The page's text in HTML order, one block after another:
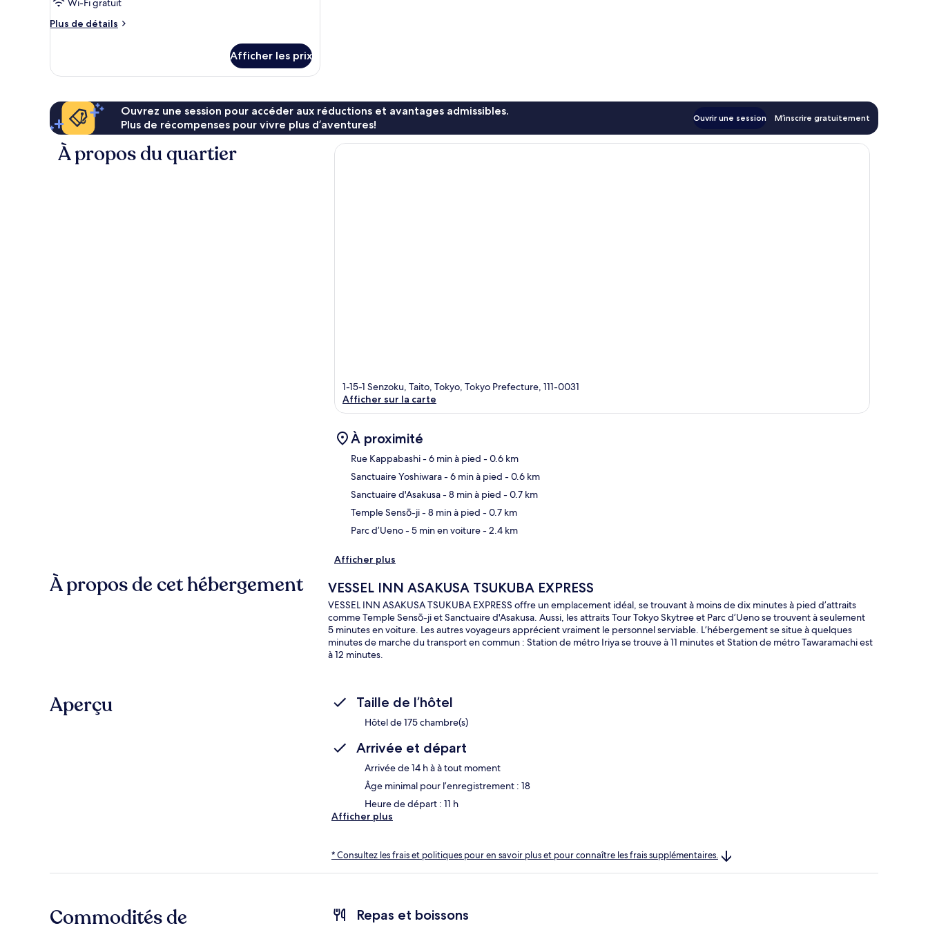
chambre :
Chambre
non-
Wi-Fi gratuit
Plus de détails
Plus
Chambre
non-
fumeur
Afficher les prix
Ouvrez une session pour accéder aux réductions et avantages admissibles.
Plus de récompenses pour vivre plus d’aventures!
Ouvrir une session M’inscrire gratuitement
À propos du quartier
1-15-1 Senzoku, Taito, Tokyo, Tokyo Prefecture, 111-0031
Afficher sur la carte
À proximité
Rue Kappabashi- 6 min à pied - 0.6 km
Sanctuaire Yoshiwara- 6 min à pied - 0.6 km
Sanctuaire d'Asakusa- 8 min à pied - 0.7 km
Temple Sensō-ji- 8 min à pied - 0.7 km
Parc d’Ueno- 5 min en voiture- 2.4 km
Afficher plus
À propos de cet hébergement VESSEL INN ASAKUSA TSUKUBA EXPRESS
VESSEL INN ASAKUSA TSUKUBA EXPRESS offre un emplacement idéal, se trouvant à moins de dix minutes à pied d’attraits
comme Temple Sensō-ji et Sanctuaire d'Asakusa. Aussi, les attraits Tour Tokyo Skytree et Parc d’Ueno se trouvent à seulement
5 minutes en voiture. Les autres voyageurs apprécient vraiment le personnel serviable. L’hébergement se situe à quelques
minutes de marche du transport en commun : Station de métro Iriya se trouve à 11 minutes et Station de métro Tawaramachi est
à 12 minutes.
Aperçu Taille de l’hôtel
Hôtel de 175 chambre(s)
Arrivée et départ
Arrivée de 14 h à à tout moment
Âge minimal pour l’enregistrement : 18
Heure de départ : 11 h
Afficher plus
* Consultez les frais et politiques pour en savoir plus et pour connaître les frais supplémentaires.
Commodités de
Repas et boissons